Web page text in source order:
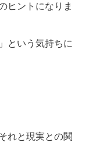
ヒントになりま
という気持ちに
れと現実との関